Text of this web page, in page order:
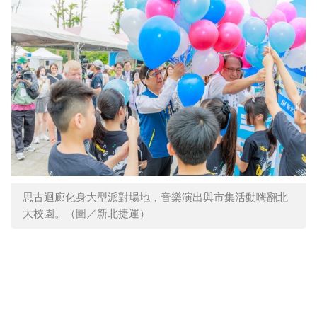
思古迴廊化身大型派對場地，音樂演出與市集活動嗨翻北
大校園。（圖／新北捷運）